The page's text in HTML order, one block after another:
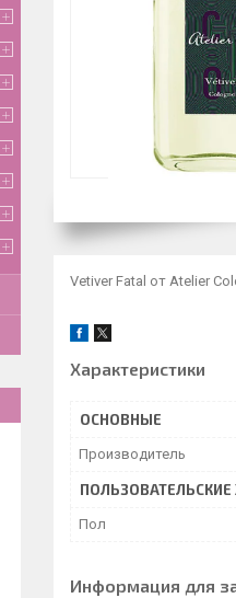
Vetiver Fatal от Atelier
Характеристики
ОСНОВНЫЕ
Производитель
ПОЛЬЗОВАТЕЛЬСКИЕ
Пол
Информация для